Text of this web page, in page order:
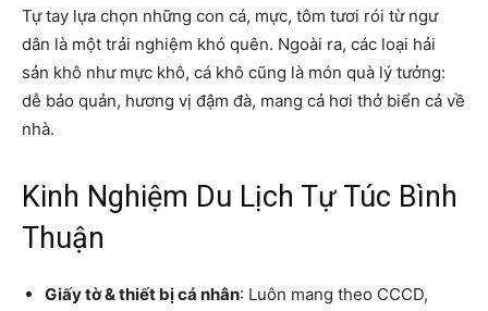
Tự tay lựa chọn những con cá, mực, tôm tươi rói từ ngư
dân là một trải nghiệm khó quên. Ngoài ra, các loại hải
sản khô như mực khô, cá khô cũng là món quà lý tưởng:
dễ bảo quản, hương vị đậm đà, mang cả hơi thở biển cả về
nhà.
Kinh Nghiệm Du Lịch Tự Túc Bình
Thuận
Giấy tờ & thiết bị cá nhân: Luôn mang theo CCCD,